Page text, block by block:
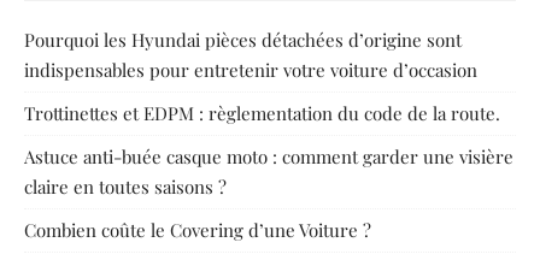
Pourquoi les Hyundai pièces détachées d’origine sont
indispensables pour entretenir votre voiture d’occasion
Trottinettes et EDPM : règlementation du code de la route.
Astuce anti-buée casque moto : comment garder une visière
claire en toutes saisons ?
Combien coûte le Covering d’une Voiture ?